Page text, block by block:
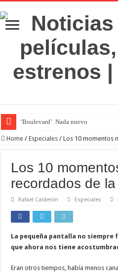
‘Boulevard’. Nada nuevo
Home / Especiales / Los 10 momentos
Los 10
recordados de
Rafael Calderón Especiales
La pequeña pantalla no siempre
que ahora nos tiene
Eran otros tiempos, había menos